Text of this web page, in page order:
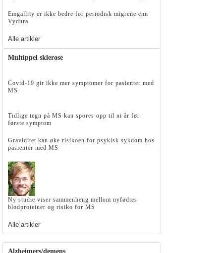
Emgallity er ikke bedre for periodisk migrene enn
Vydura
Alle artikler
Multippel sklerose
Covid-19 gir ikke mer symptomer for pasienter med
MS
Tidlige tegn på MS kan spores opp til ni år før
første symptom
Graviditet kan øke risikoen for psykisk sykdom hos
pasienter med MS
Ny studie viser sammenheng mellom nyfødtes
blodproteiner og risiko for MS
Alle artikler
Alzheimers/demens